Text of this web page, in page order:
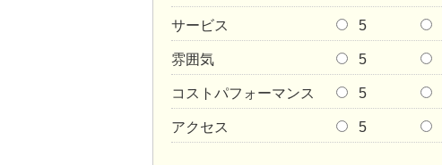
サービス 5
雰囲気 5
コストパフォーマンス 5
アクセス 5